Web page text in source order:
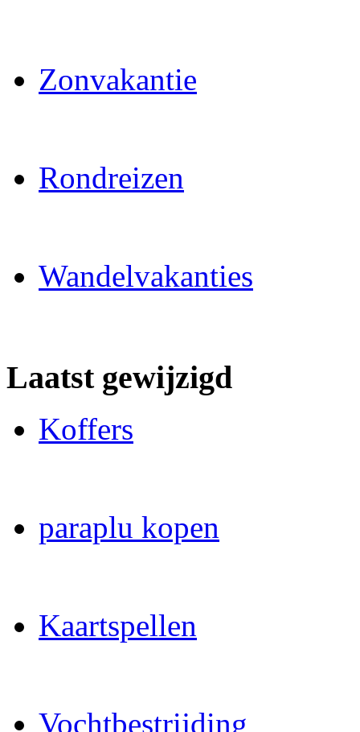
Zonvakantie
Rondreizen
Wandelvakanties
Laatst gewijzigd
Koffers
paraplu kopen
Kaartspellen
Vochtbestrijding